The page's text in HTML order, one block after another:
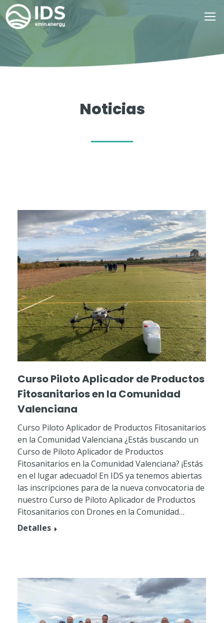
Noticias
Curso Piloto Aplicador de Productos
Fitosanitarios en la Comunidad
Valenciana
Curso Piloto Aplicador de Productos Fitosanitarios
en la Comunidad Valenciana ¿Estás buscando un
Curso de Piloto Aplicador de Productos
Fitosanitarios en la Comunidad Valenciana? ¡Estás
en el lugar adecuado! En IDS ya tenemos abiertas
las inscripciones para de la nueva convocatoria de
nuestro Curso de Piloto Aplicador de Productos
Fitosanitarios con Drones en la Comunidad…
Detalles